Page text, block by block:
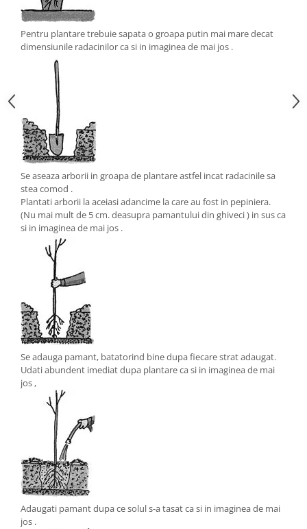
Pentru plantare trebuie sapata o groapa putin mai mare decat
dimensiunile radacinilor ca si in imaginea de mai jos .
Se aseaza arborii in groapa de plantare astfel incat radacinile sa
stea comod .
Plantati arborii la aceiasi adancime la care au fost in pepiniera.
(Nu mai mult de 5 cm. deasupra pamantului din ghiveci ) in sus ca
si in imaginea de mai jos .
Se adauga pamant, batatorind bine dupa fiecare strat adaugat.
Udati abundent imediat dupa plantare ca si in imaginea de mai
jos ,
Adaugati pamant dupa ce solul s-a tasat ca si in imaginea de mai
jos .